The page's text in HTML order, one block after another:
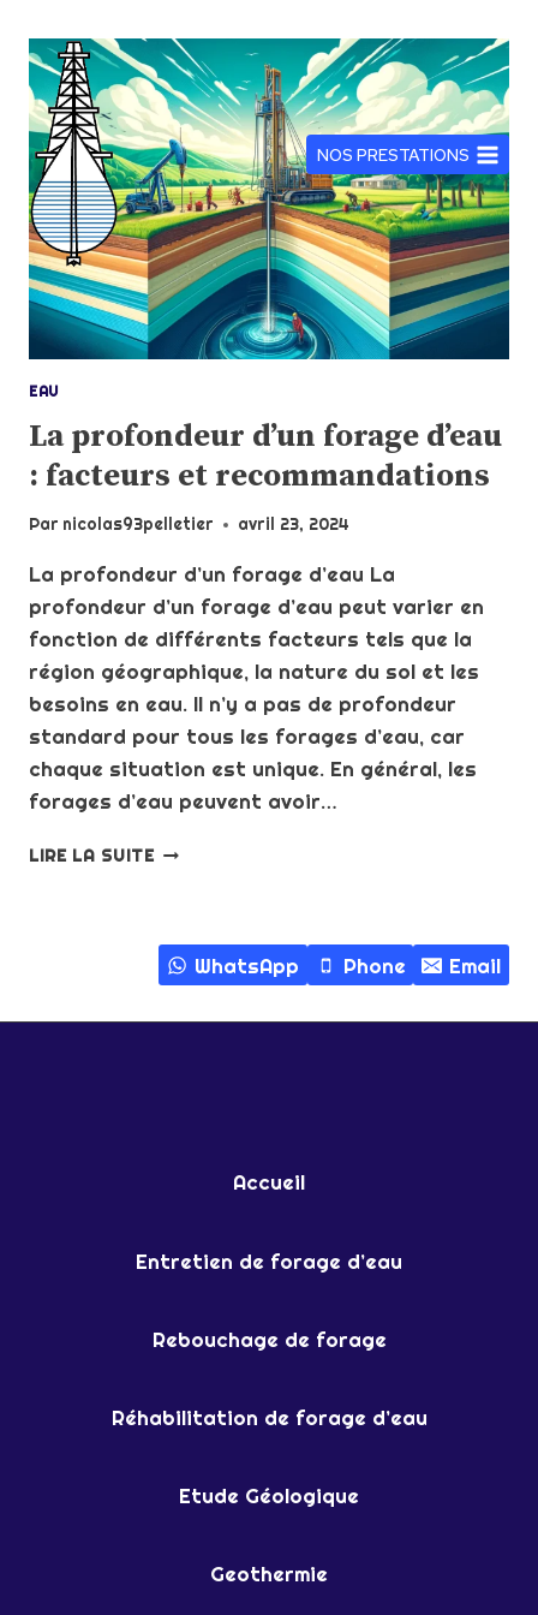
contenu
NOS PRESTATIONS
EAU
La profondeur d’un forage d’eau
: facteurs et recommandations
Par nicolas93pelletier avril 23, 2024
La profondeur d’un forage d’eau La
profondeur d’un forage d’eau peut varier en
fonction de différents facteurs tels que la
région géographique, la nature du sol et les
besoins en eau. Il n’y a pas de profondeur
standard pour tous les forages d’eau, car
chaque situation est unique. En général, les
forages d’eau peuvent avoir…
LIRE LA SUITELA
D’EAU
ET
WhatsApp Phone Email
Accueil
Entretien de forage d’eau
Rebouchage de forage
Réhabilitation de forage d’eau
Etude Géologique
Geothermie